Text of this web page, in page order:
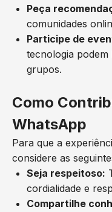
Peça
comunidades
Participe de
tecnologia
grupos.
Como
WhatsApp
Para que a
considere as
Seja respeitoso:
cordialidade e
Compartilhe